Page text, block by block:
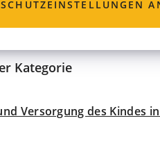
Kategorie
Versorgung des Kindes